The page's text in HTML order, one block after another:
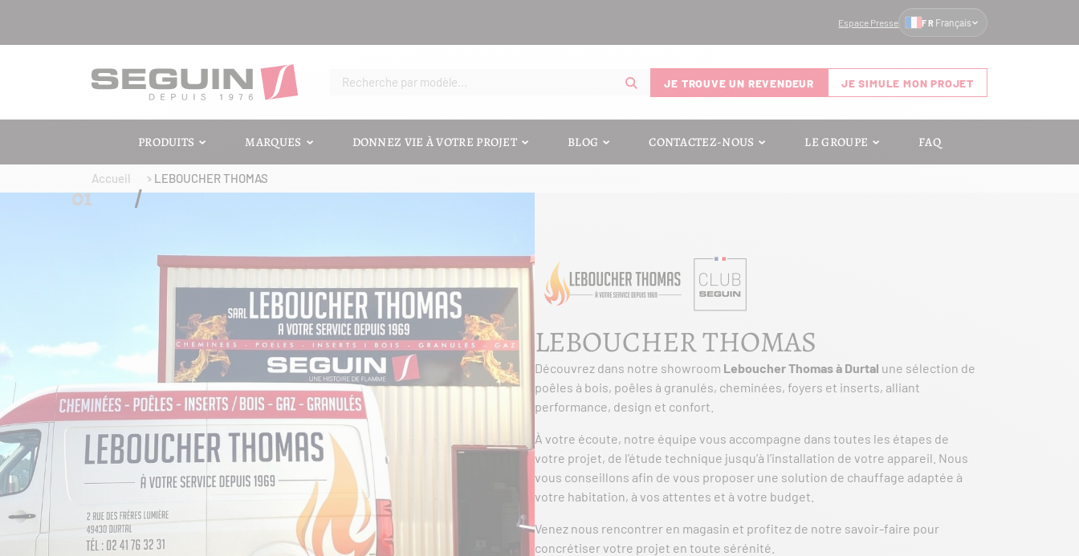
Espace Presse FR Français
JE TROUVE UN REVENDEUR JE SIMULE MON PROJET
PRODUITS MARQUES DONNEZ VIE À VOTRE PROJET BLOG CONTACTEZ-NOUS LE GROUPE FAQ
Accueil LEBOUCHER THOMAS
LEBOUCHER THOMAS
Découvrez dans notre showroom Leboucher Thomas à Durtal une sélection de
poêles à bois, poêles à granulés, cheminées, foyers et inserts, alliant
performance, design et confort.
À votre écoute, notre équipe vous accompagne dans toutes les étapes de
votre projet, de l’étude technique jusqu’à l’installation de votre appareil. Nous
vous conseillons afin de vous proposer une solution de chauffage adaptée à
votre habitation, à vos attentes et à votre budget.
Venez nous rencontrer en magasin et profitez de notre savoir-faire pour
concrétiser votre projet en toute sérénité.